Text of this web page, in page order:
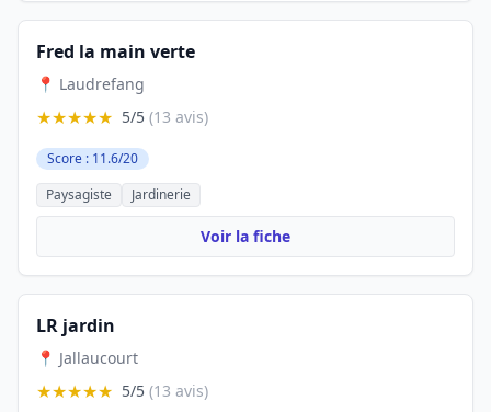
Fred la main verte
📍 Laudrefang
★★★★★ 5/5 (13 avis)
Score : 11.6/20
Paysagiste
Jardinerie
Voir la fiche
LR jardin
📍 Jallaucourt
★★★★★ 5/5 (13 avis)